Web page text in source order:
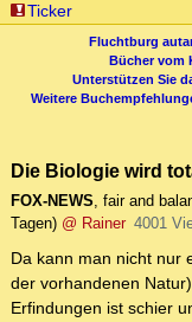
Ticker
Fluchtburg
Bücher vom
Unterstützen Sie
Weitere
Die Biologie wird
FOX-NEWS, fair and
Tagen) @ Rainer 4001
Da kann man nicht nur
der vorhandenen
Erfindungen ist schier